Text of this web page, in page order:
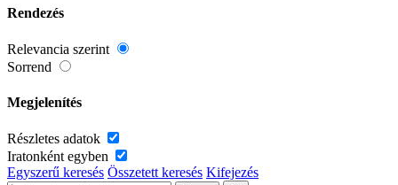
Rendezés
Relevancia szerint
Sorrend
Megjelenítés
Részletes adatok
Iratonként egyben
Egyszerű keresés Összetett keresés Kifejezés